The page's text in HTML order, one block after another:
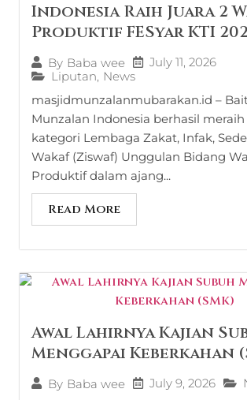
Indonesia Raih Juara 2
Produktif FESyar KTI
By Baba wee
July 11, 2026
Liputan, News
masjidmunzalanmubarakan.id –
Munzalan Indonesia berhasil meraih
kategori Lembaga Zakat, Infak,
Wakaf (Ziswaf) Unggulan Bidang
Produktif dalam ajang...
Read More
Awal Lahirnya Kajian
Menggapai Keberkahan
By Baba wee July 9, 2026